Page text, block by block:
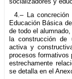
4.– La
Educación Básica
de todo el
la construcción de
activa y
procesos formativos
estrechamente
se detalla en el